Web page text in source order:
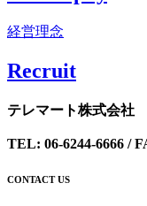
経営理念
Recruit
テレマート株式会社
TEL: 06-6244-6666 /
CONTACT US